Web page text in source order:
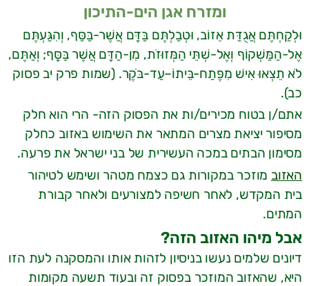
ומזרח אגן הים-התיכון
וּלְקַחְתֶּם אֲגֻדַּת אֵזוֹב, וּטְבַלְתֶּם בַּדָּם אֲשֶׁר-בַּסַּף, וְהִגַּעְתֶּם
אֶל-הַמַּשְׁקוֹף וְאֶל-שְׁתֵּי הַמְּזוּזֹת, מִן-הַדָּם אֲשֶׁר בַּסָּף; וְאַתֶּם,
לֹא תֵצְאוּ אִישׁ מִפֶּתַח-בֵּיתוֹ–עַד-בֹּקֶר. (שמות פרק יב פסוק
כב).
אתם/ן בטוח מכירים/ות את הפסוק הזה- הרי הוא חלק
מסיפור יציאת מצרים המתאר את השימוש באזוב כחלק
מסימון הבתים במכה העשירית של בני ישראל את פרעה.
האזוב מוזכר במקורות גם כצמח מטהר ושימש לטיהור
בית המקדש, לאחר חשיפה למצורעים ולאחר קבורת
המתים.
אבל מיהו האזוב הזה?
דיונים שלמים נעשו בניסיון לזהות אותו והמסקנה לעת הזו
היא, שהאזוב המוזכר בפסוק זה ובעוד תשעה מקומות